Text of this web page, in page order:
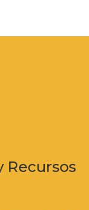
Recursos